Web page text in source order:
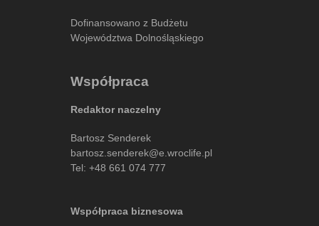
Dofinansowano z Budżetu
Województwa Dolnośląskiego
Współpraca
Redaktor naczelny
Bartosz Senderek
bartosz.senderek@e.wroclife.pl
Tel: +48 661 074 777
Współpraca biznesowa